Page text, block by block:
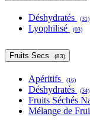
Déshydratés (31)
Lyophilisé (03)
Fruits Secs (83)
Apéritifs (16)
Déshydratés (34)
Fruits Séchés
Mélange de